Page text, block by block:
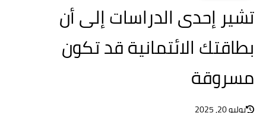
تشير إحدى الدراسات إلى أن
بطاقتك الائتمانية قد تكون
مسروقة
يوليو 20, 2025